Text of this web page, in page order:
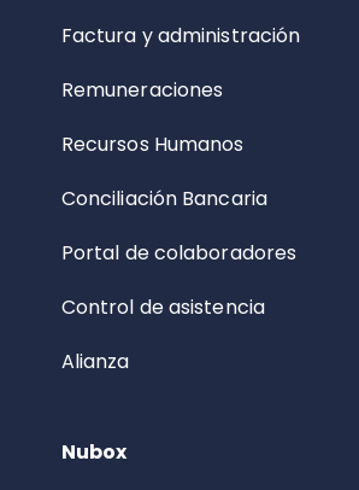
Factura y administración
Remuneraciones
Recursos Humanos
Conciliación Bancaria
Portal de colaboradores
Control de asistencia
Alianza
Nubox